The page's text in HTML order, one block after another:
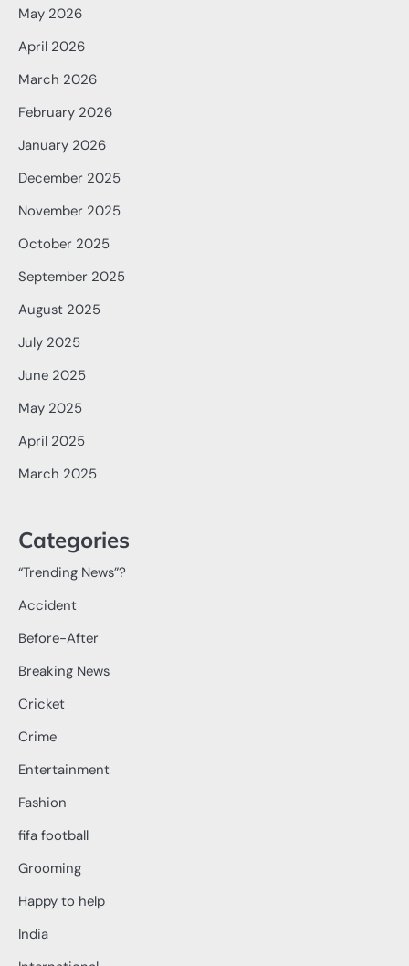
May 2026
April 2026
March 2026
February 2026
January 2026
December 2025
November 2025
October 2025
September 2025
August 2025
July 2025
June 2025
May 2025
April 2025
March 2025
Categories
“Trending News”?
Accident
Before-After
Breaking News
Cricket
Crime
Entertainment
Fashion
fifa football
Grooming
Happy to help
India